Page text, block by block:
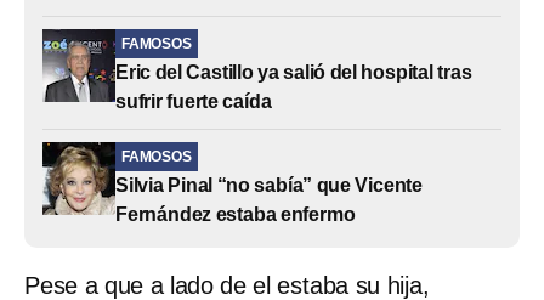
FAMOSOS
Eric del Castillo ya salió del hospital tras
sufrir fuerte caída
FAMOSOS
Silvia Pinal “no sabía” que Vicente
Fernández estaba enfermo
Pese a que a lado de el estaba su hija,